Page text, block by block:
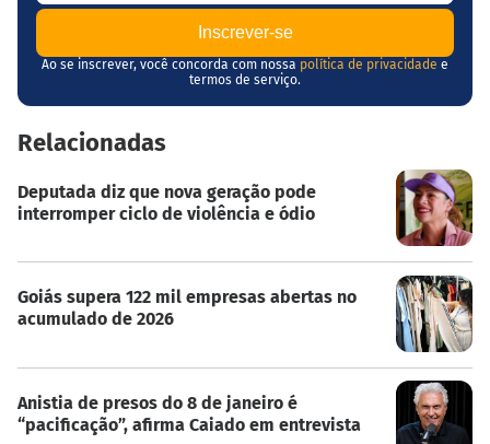
Ao se inscrever, você concorda com nossa política de privacidade e
termos de serviço.
Relacionadas
Deputada diz que nova geração pode
interromper ciclo de violência e ódio
Goiás supera 122 mil empresas abertas no
acumulado de 2026
Anistia de presos do 8 de janeiro é
“pacificação”, afirma Caiado em entrevista